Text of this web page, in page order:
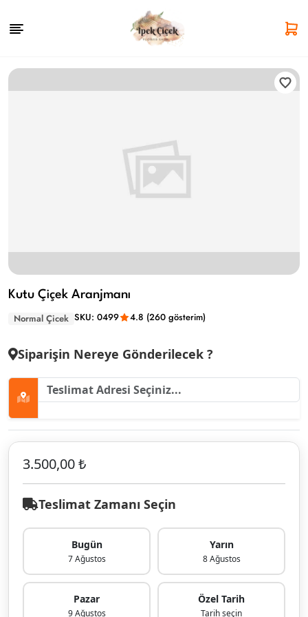
Kutu Çiçek Aranjmanı
Normal Çicek SKU: 0499 4.8 (260 gösterim)
Siparişin Nereye Gönderilecek ?
3.500,00 ₺
Teslimat Zamanı Seçin
Bugün
7 Ağustos
Yarın
8 Ağustos
Pazar
9 Ağustos
Özel Tarih
Tarih seçin